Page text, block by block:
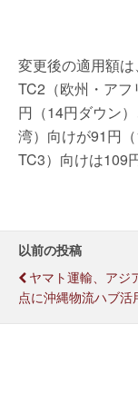
変更後の適用額
TC2（欧州・ア
円（14円ダウン
湾）向けが91円
TC3）向けは109
以前の投稿
ヤマト運輸、アジ
点に沖縄物流ハブ活